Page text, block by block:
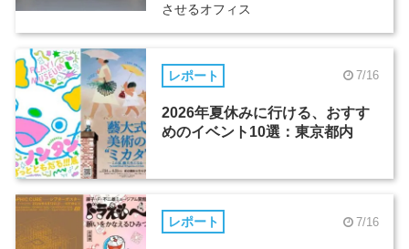
させるオフィス
レポート 7/16
2026年夏休みに行ける、おすす
めのイベント10選：東京都内
レポート 7/16